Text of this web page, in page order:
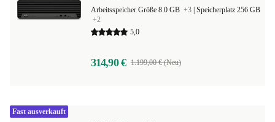
Arbeitsspeicher Größe 8.0 GB +3 Speicherplatz 256 GB
+2
5,0
314,90 € 1.199,00 € (Neu)
Fast ausverkauft